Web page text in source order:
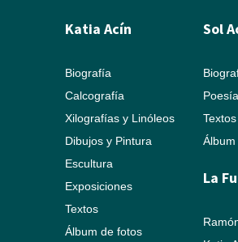
Katia Acín
Biografía
Calcografía
Xilografías y Linóleos
Dibujos y Pintura
Escultura
Exposiciones
Textos
Álbum de fotos
Sol
Poesía
Textos
La